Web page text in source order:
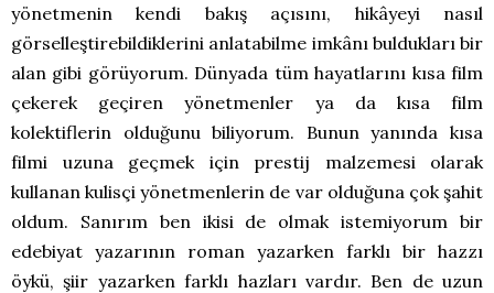
yönetmenin kendi bakış açısını, hikâyeyi nasıl
görselleştirebildiklerini anlatabilme imkânı buldukları bir
alan gibi görüyorum. Dünyada tüm hayatlarını kısa film
çekerek geçiren yönetmenler ya da kısa film
kolektiflerin olduğunu biliyorum. Bunun yanında kısa
filmi uzuna geçmek için prestij malzemesi olarak
kullanan kulisçi yönetmenlerin de var olduğuna çok şahit
oldum. Sanırım ben ikisi de olmak istemiyorum bir
edebiyat yazarının roman yazarken farklı bir hazzı
öykü, şiir yazarken farklı hazları vardır. Ben de uzun